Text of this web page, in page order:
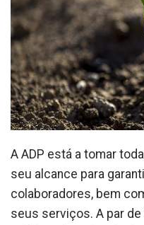
A ADP está a tomar
seu alcance para
colaboradores, bem
seus serviços. A par